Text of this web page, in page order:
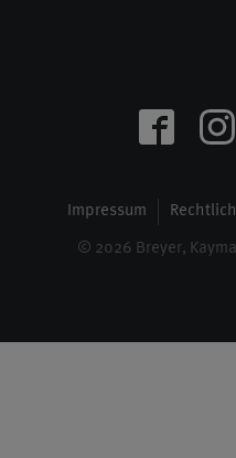
Impressum
© 2026 Breyer,